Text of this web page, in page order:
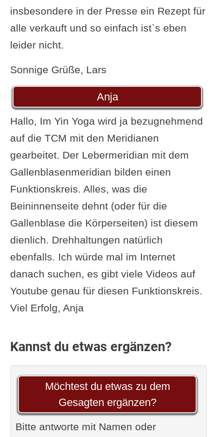
insbesondere in der Presse ein Rezept für
alle verkauft und so einfach ist`s eben
leider nicht.
Sonnige Grüße, Lars
Anja
Hallo, Im Yin Yoga wird ja bezugnehmend
auf die TCM mit den Meridianen
gearbeitet. Der Lebermeridian mit dem
Gallenblasenmeridian bilden einen
Funktionskreis. Alles, was die
Beininnenseite dehnt (oder für die
Gallenblase die Körperseiten) ist diesem
dienlich. Drehhaltungen natürlich
ebenfalls. Ich würde mal im Internet
danach suchen, es gibt viele Videos auf
Youtube genau für diesen Funktionskreis.
Viel Erfolg, Anja
Kannst du etwas ergänzen?
Möchtest du etwas zu dem
Gesagten ergänzen?
Bitte antworte mit Namen oder